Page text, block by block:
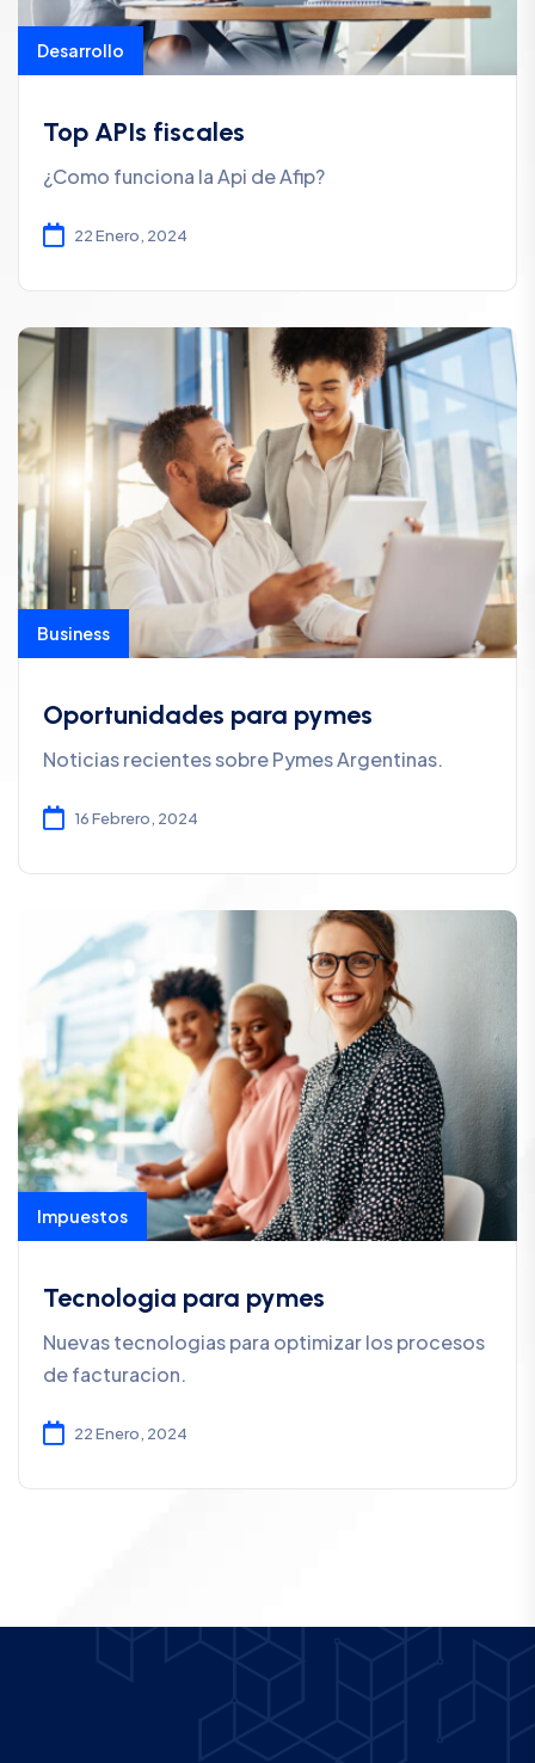
Desarrollo
Top APIs fiscales
¿Como funciona la Api de Afip?
22 Enero, 2024
Business
Oportunidades para pymes
Noticias recientes sobre Pymes Argentinas.
16 Febrero, 2024
Impuestos
Tecnologia para pymes
Nuevas tecnologias para optimizar los procesos
de facturacion.
22 Enero, 2024